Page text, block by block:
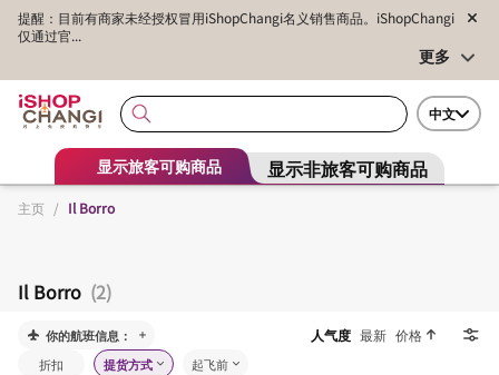
提醒：目前有商家未经授权冒用iShopChangi名义销售商品。iShopChangi
仅通过官...
更多
中文
显示旅客可购商品 显示非旅客可购商品
主页 / Il Borro
Il Borro (2)
你的航班信息： 人气度 最新 价格
折扣 提货方式 起飞前